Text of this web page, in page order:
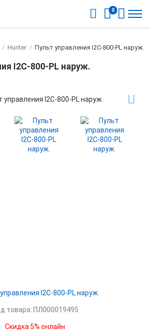
0
/ Hunter / Пульт управления I2C-800-PL наруж.
I2C-800-PL наруж.
товара: ПЛ000019495
Скидка 5% онлайн